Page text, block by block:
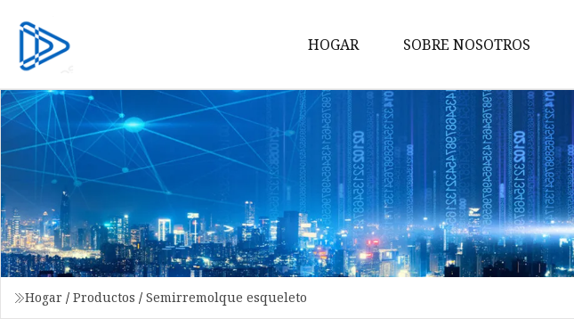
HOGAR SOBRE NOSOTROS
Hogar / Productos / Semirremolque esqueleto